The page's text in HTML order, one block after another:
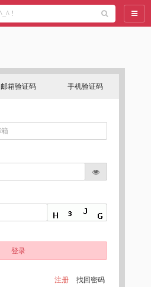
导航
邮箱验证码 手机验证码
登录
注册 找回密码